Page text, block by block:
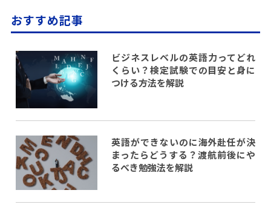
おすすめ記事
ビジネスレベルの英語力ってどれ
くらい？検定試験での目安と身に
つける方法を解説
英語ができないのに海外赴任が決
まったらどうする？渡航前後にや
るべき勉強法を解説